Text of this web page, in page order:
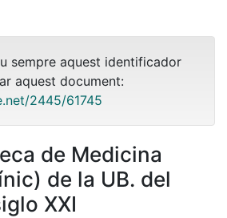
sempre aquest identificador
aquest document:
2445/61745
de Medicina
de la UB. del
XXI